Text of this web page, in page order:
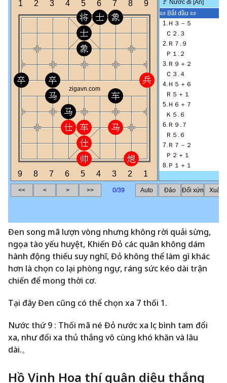
Đen song mã lượn vòng nhưng không rời quải sừng,
ngọa tào yếu huyệt, Khiến Đỏ các quân không dám
hành động thiếu suy nghĩ, Đỏ không thể làm gì khác
hơn là chọn co lại phòng ngự, ráng sức kéo dài trận
chiến để mong thời cơ.
Tại đây Đen cũng có thể chọn xa 7 thối 1.
Nước thứ 9 : Thối mã né Đỏ nước xa lục bình tam đổi
xa, như đổi xa thủ thắng vô cùng khó khăn và lâu
dài.。
Hồ Vinh Hoa thí quân diệu thắng